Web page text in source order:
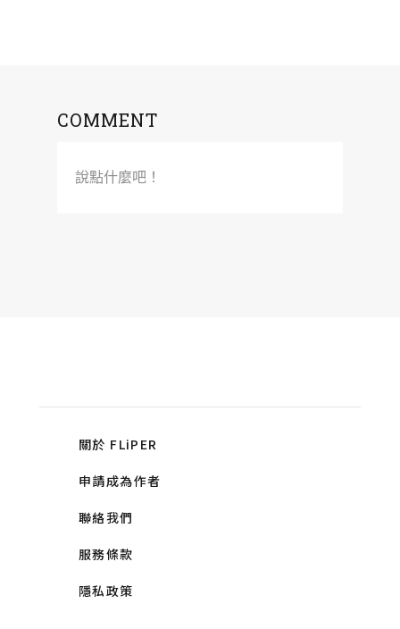
COMMENT
說點什麼吧！
關於 FLiPER
申請成為作者
聯絡我們
服務條款
隱私政策